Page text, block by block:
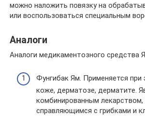
можно наложить повязку на
или воспользоваться специальным
Аналоги
Аналоги медикаментозного средства
Фунгибак Ям. Применяется при
коже, дерматозе, дерматите.
комбинированным
справляющимся с грибками и